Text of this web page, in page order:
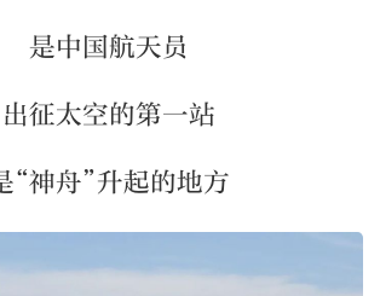
是中国航天员
出征太空的第一站
“神舟”升起的地方